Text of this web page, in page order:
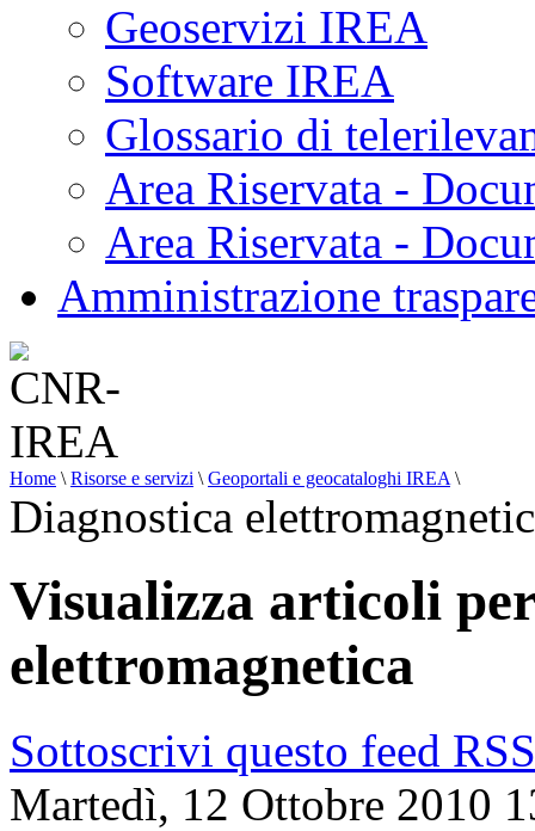
Geoservizi IREA
Software IREA
Glossario di
Area Riservata -
Area Riservata -
Amministrazione
Home \ Risorse e servizi \ Geoportali e geocataloghi IREA \
Diagnostica
Visualizza articoli
elettromagnetica
Sottoscrivi questo feed RSS
Martedì, 12 Ottobre 2010